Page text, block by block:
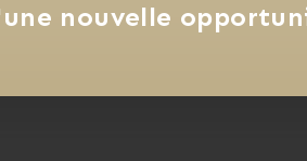
nouvelle